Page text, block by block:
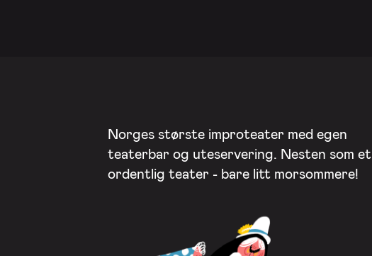
Norges største improteater med egen
teaterbar og uteservering. Nesten som et
ordentlig teater - bare litt morsommere!